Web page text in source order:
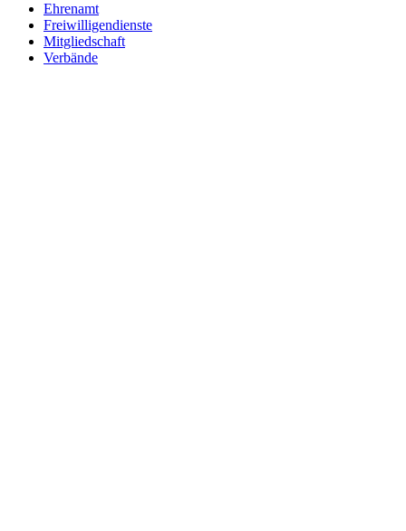
Ehrenamt
Freiwilligendienste
Mitgliedschaft
Verbände